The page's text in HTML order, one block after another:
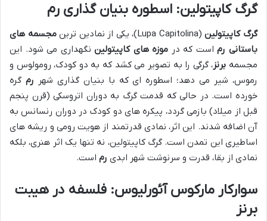
گرگ کاپیتولین: اسطوره بنیان گذاری رم
گرگ کاپیتولین(Lupa Capitolina)، یکی از نمادین ترین
مجسمه های
باستانی رماست که در موزه های کاپیتولیننگهداری می شود. این
مجسمه برنز، گرگی را به تصویر می کشد که به دو کودک، رومولوس و
رموس، شیر می دهد؛ اسطوره ای که با بنیان گذاری شهر رم گره
خورده است. در حالی که قدمت گرگ به دوران اتروسکی (قرن پنجم
قبل از میلاد) بازمی گردد، پیکره های دو کودک در دوران رنسانس به
آن اضافه شدند. این اثر، نمادی قدرتمند از هویت رومی و ریشه های
اساطیری این تمدن است. گرگ کاپیتولین، نه تنها یک اثر هنری، بلکه
نمادی از بقا، قدرت و سرنوشت شهر ابدی رم است.
سوارکار مارکوس آئورلیوس: فلسفه در هیبت
برنز